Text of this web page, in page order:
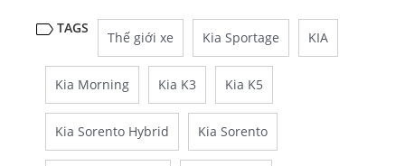
TAGS
Thế giới xe Kia Sportage KIA
Kia Morning Kia K3 Kia K5
Kia Sorento Hybrid Kia Sorento